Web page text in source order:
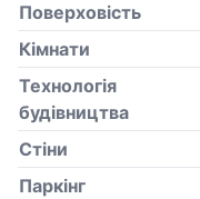
Поверховість
Кiмнати
Технологія
будівництва
Стіни
Паркінг